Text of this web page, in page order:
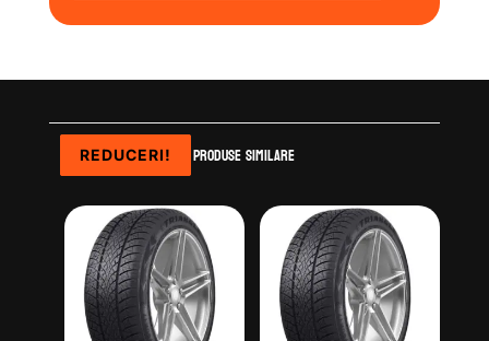
Produse similare
REDUCERI!
REDUCERI!
REDUCERI!
REDUCERI!